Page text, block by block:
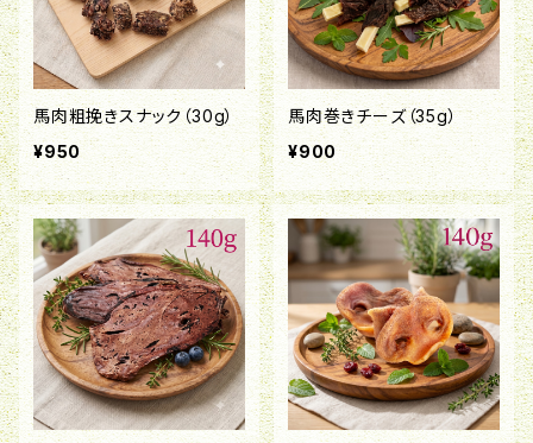
馬肉粗挽きスナック（30g）
¥950
馬肉巻きチーズ（35g）
¥900